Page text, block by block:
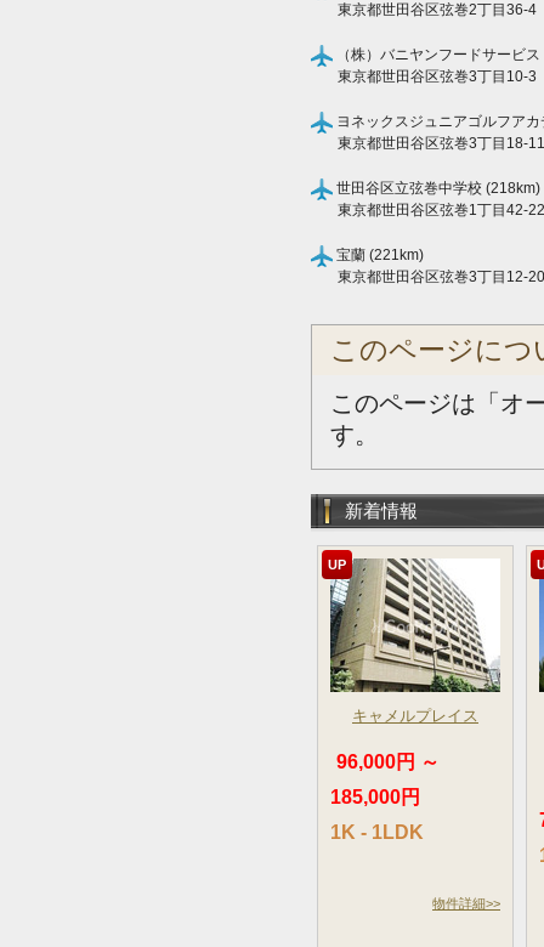
東京都世田谷区弦巻2丁目36-4
（株）バニヤンフードサービ
東京都世田谷区弦巻3丁目10-3
ヨネックスジュニアゴルフア
東京都世田谷区弦巻3丁目18-11
世田谷区立弦巻中学校 (218km)
東京都世田谷区弦巻1丁目42-22
宝蘭 (221km)
東京都世田谷区弦巻3丁目12-20
このページにつ
このページは「オ
す。
新着情報
UP
キャメルプレイス
96,000円 ～
185,000円
1K - 1LDK
物件詳細>>